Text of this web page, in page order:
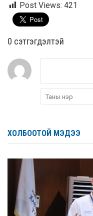
Post Views: 421
0 cэтгэгдэлтэй
ХОЛБООТОЙ МЭДЭЭ